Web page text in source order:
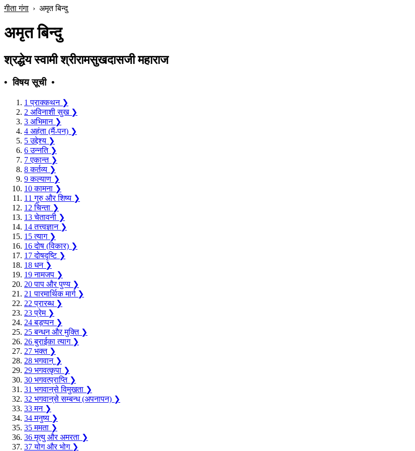
गीता गंगा › अमृत बिन्दु
अमृत बिन्दु
श्रद्धेय स्वामी श्रीरामसुखदासजी महाराज
• विषय सूची •
1 प्राक्‍कथन ❯
2 अविनाशी सुख ❯
3 अभिमान ❯
4 अहंता (मैं-पन) ❯
5 उद्देश्य ❯
6 उन्नति ❯
7 एकान्त ❯
8 कर्तव्य ❯
9 कल्याण ❯
10 कामना ❯
11 गुरु और शिष्य ❯
12 चिन्ता ❯
13 चेतावनी ❯
14 तत्त्वज्ञान ❯
15 त्याग ❯
16 दोष (विकार) ❯
17 दोषदृष्टि ❯
18 धन ❯
19 नामजप ❯
20 पाप और पुण्य ❯
21 पारमार्थिक मार्ग ❯
22 प्रारब्ध ❯
23 प्रेम ❯
24 बड़प्पन ❯
25 बन्धन और मुक्ति ❯
26 बुराईका त्याग ❯
27 भक्त ❯
28 भगवान‍् ❯
29 भगवत्कृपा ❯
30 भगवत्प्राप्ति ❯
31 भगवान‍्से विमुखता ❯
32 भगवान‍्से सम्बन्ध (अपनापन) ❯
33 मन ❯
34 मनुष्य ❯
35 ममता ❯
36 मृत्यु और अमरता ❯
37 योग और भोग ❯